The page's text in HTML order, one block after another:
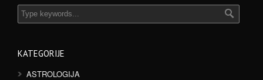
KATEGORIJE
ASTROLOGIJA